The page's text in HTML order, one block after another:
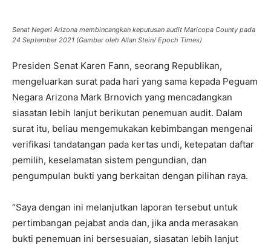
Senat Negeri Arizona membincangkan keputusan audit Maricopa County pada
24 September 2021 (Gambar oleh Allan Stein/ Epoch Times)
Presiden Senat Karen Fann, seorang Republikan,
mengeluarkan surat pada hari yang sama kepada Peguam
Negara Arizona Mark Brnovich yang mencadangkan
siasatan lebih lanjut berikutan penemuan audit. Dalam
surat itu, beliau mengemukakan kebimbangan mengenai
verifikasi tandatangan pada kertas undi, ketepatan daftar
pemilih, keselamatan sistem pengundian, dan
pengumpulan bukti yang berkaitan dengan pilihan raya.
“Saya dengan ini melanjutkan laporan tersebut untuk
pertimbangan pejabat anda dan, jika anda merasakan
bukti penemuan ini bersesuaian, siasatan lebih lanjut